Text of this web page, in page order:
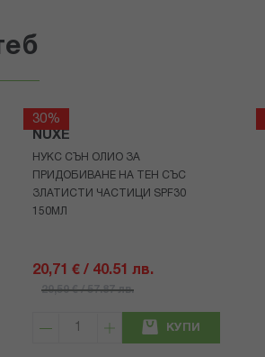
30%
NUXE
НУКС СЪН ОЛИО ЗА
ПРИДОБИВАНЕ НА ТЕН СЪС
ЗЛАТИСТИ ЧАСТИЦИ SPF30
150МЛ
20,71 € / 40.51 лв.
29,59 € / 57.87 лв.
КУПИ